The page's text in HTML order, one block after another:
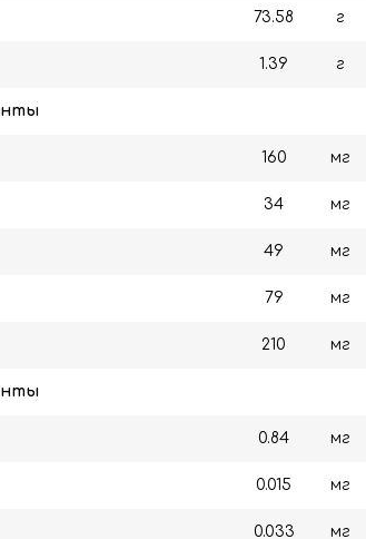
73.58 г
1.39 г
160 мг
34 мг
49 мг
79 мг
210 мг
0.84 мг
0.015 мг
0.033 мг